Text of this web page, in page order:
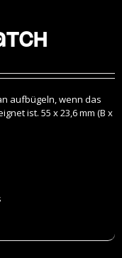
aufbügeln, wenn das
ist. 55 x 23,6 mm (B x